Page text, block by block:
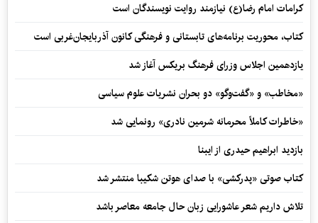
کرامات امام رضا(ع) نیازمند روایت نویسندگان است
کتاب، محوریت برنامه‌های تابستانی و فرهنگی کانون آذربایجان‌غربی است
یازدهمین اجلاس وزرای فرهنگ بریکس آغاز شد
«مخاطب» و «گفت‌وگو» دو بحران نشریات علوم سیاسی
«خاطرات کاملاً محرمانه شرمین نادری» رونمایی شد
بازدید ابراهیم حیدری از ایبنا
کتاب صوتی «پدرکشی» با صدای هوتن شکیبا منتشر شد
تلاش داریم شعر عاشورایی زبان حال جامعه معاصر باشد